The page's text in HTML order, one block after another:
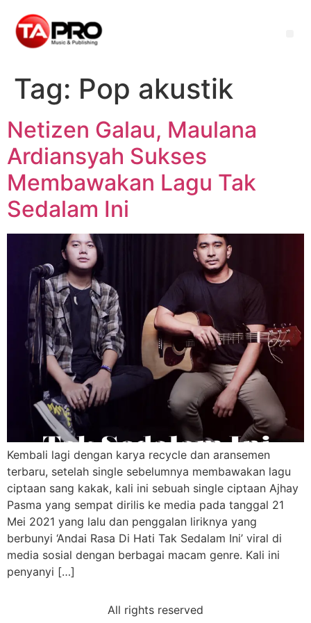
Tag: Pop akustik
Netizen Galau, Maulana
Ardiansyah Sukses
Membawakan Lagu Tak
Sedalam Ini
Kembali lagi dengan karya recycle dan aransemen
terbaru, setelah single sebelumnya membawakan lagu
ciptaan sang kakak, kali ini sebuah single ciptaan Ajhay
Pasma yang sempat dirilis ke media pada tanggal 21
Mei 2021 yang lalu dan penggalan liriknya yang
berbunyi ‘Andai Rasa Di Hati Tak Sedalam Ini’ viral di
media sosial dengan berbagai macam genre. Kali ini
penyanyi […]
All rights reserved